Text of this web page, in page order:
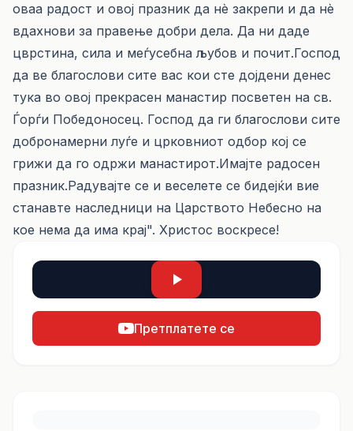
оваа радост и овој празник да нè закрепи и да нè
вдахнови за правење добри дела. Да ни даде
цврстина, сила и меѓусебна љубов и почит.Господ
да ве благослови сите вас кои сте дојдени денес
тука во овој прекрасен манастир посветен на св.
Ѓорѓи Победоносец. Господ да ги благослови сите
добронамерни луѓе и црковниот одбор кој се
грижи да го одржи манастирот.Имајте радосен
празник.Радувајте се и веселете се бидејќи вие
станавте наследници на Царството Небесно на
кое нема да има крај". Христос воскресе!
Претплатете се